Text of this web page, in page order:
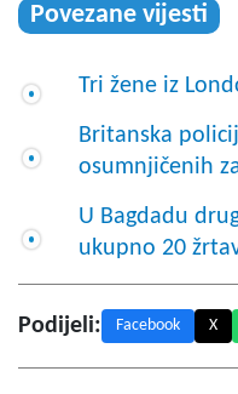
Povezane vijesti
Tri žene iz
Britanska
osumnjičenih
U Bagdadu
ukupno 20
Podijeli: Facebook X